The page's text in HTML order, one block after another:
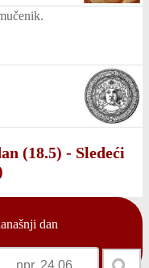
(18.5) - Sledeći
dan